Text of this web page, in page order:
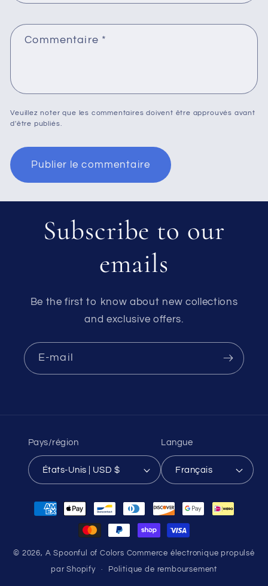
Commentaire *
Veuillez noter que les commentaires doivent être approuvés avant
d'être publiés.
Subscribe to our
emails
Be the first to know about new collections
and exclusive offers.
E-mail
Pays/région
États-Unis | USD $
Langue
Français
Moyens
© 2026, A Spoonful of Colors Commerce électronique propulsé
par Shopify Politique de remboursement